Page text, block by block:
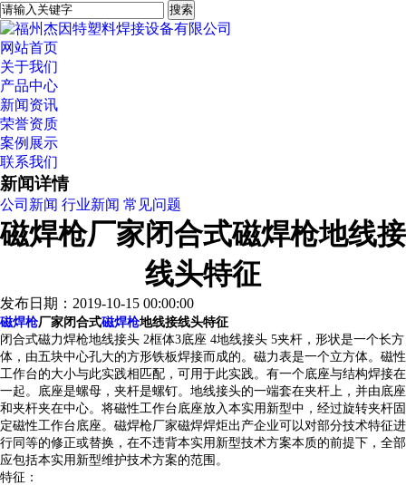
网站首页
关于我们
产品中心
新闻资讯
荣誉资质
案例展示
联系我们
新闻详情
公司新闻 行业新闻 常见问题
磁焊枪厂家闭合式磁焊枪地线接
线头特征
发布日期：2019-10-15 00:00:00
磁焊枪厂家闭合式磁焊枪地线接线头特征
闭合式磁力焊枪地线接头 2框体3底座 4地线接头 5夹杆，形状是一个长方
体，由五块中心孔大的方形铁板焊接而成的。磁力表是一个立方体。磁性
工作台的大小与此实践相匹配，可用于此实践。有一个底座与结构焊接在
一起。底座是螺母，夹杆是螺钉。地线接头的一端套在夹杆上，并由底座
和夹杆夹在中心。将磁性工作台底座放入本实用新型中，经过旋转夹杆固
定磁性工作台底座。 磁焊枪厂家磁焊焊炬出产企业可以对部分技术特征进
行同等的修正或替换，在不违背本实用新型技术方案本质的前提下，全部
应包括本实用新型维护技术方案的范围。
特征：